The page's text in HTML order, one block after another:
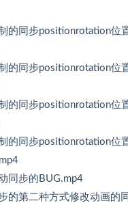
的同步positionrotation位
的同步positionrotation位
的同步positionrotation位
的同步positionrotation位
同步的BUG.mp4
的第二种方式修改动画的